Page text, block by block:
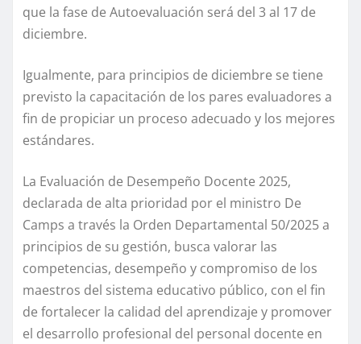
que la fase de Autoevaluación será del 3 al 17 de
diciembre.
Igualmente, para principios de diciembre se tiene
previsto la capacitación de los pares evaluadores a
fin de propiciar un proceso adecuado y los mejores
estándares.
La Evaluación de Desempeño Docente 2025,
declarada de alta prioridad por el ministro De
Camps a través la Orden Departamental 50/2025 a
principios de su gestión, busca valorar las
competencias, desempeño y compromiso de los
maestros del sistema educativo público, con el fin
de fortalecer la calidad del aprendizaje y promover
el desarrollo profesional del personal docente en